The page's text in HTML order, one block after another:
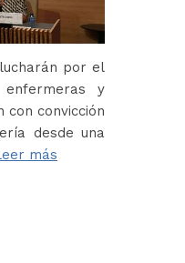
por el
y
convicción
desde una
más